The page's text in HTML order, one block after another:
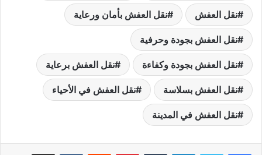
نقل العفش نقل العفش بأمان ورعاية
نقل العفش بجودة وحرفية
نقل العفش بجودة وكفاءة نقل العفش برعاية
نقل العفش بسلاسة نقل العفش في الأحياء
نقل العفش في المدينة
لينكدإن بينتيريست مشاركة عبر البريد